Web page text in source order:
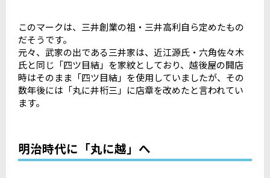
このマークは、三井創業の祖・三井高利自ら定めたもの
だそうです。
元々、武家の出である三井家は、近江源氏・六角佐々木
氏と同じ「四ツ目結」を家紋としており、越後屋の開店
時はそのまま「四ツ目結」を使用していましたが、その
数年後には「丸に井桁三」に店章を改めたと言われてい
ます。
明治時代に「丸に越」へ